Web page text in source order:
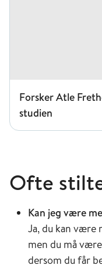
Forsker Atle
studien
Ofte
Kan jeg være
Ja, du kan være
men du må
dersom du får